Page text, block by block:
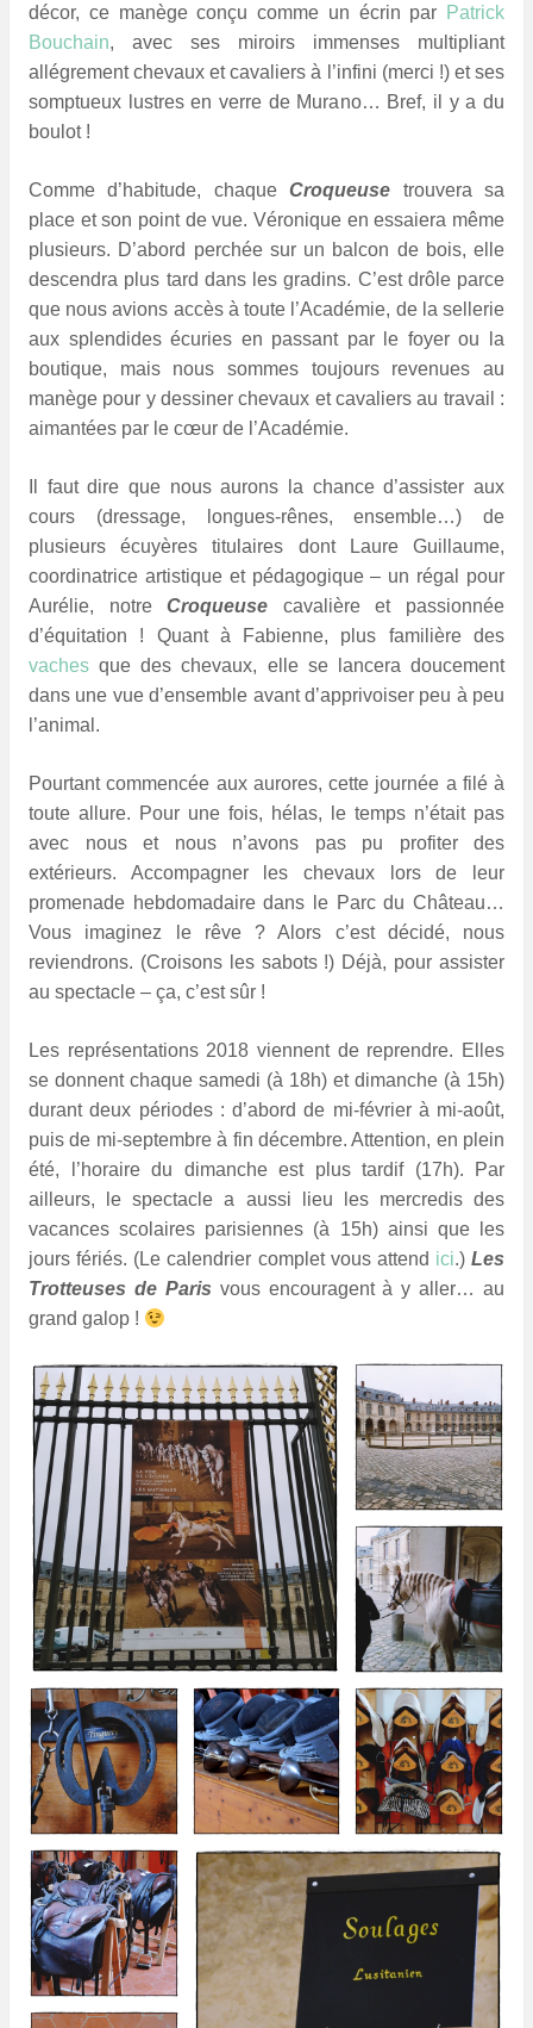
décor, ce manège conçu comme un écrin par
Patrick
Bouchain, avec ses miroirs immenses multipliant
allégrement chevaux et cavaliers à l’infini (merci !) et ses
somptueux lustres en verre de Murano… Bref, il y a du
boulot !
Comme d’habitude, chaqueCroqueuse trouvera sa
place et son point de vue. Véronique en essaiera même
plusieurs. D’abord perchée sur un balcon de bois, elle
descendra plus tard dans les gradins. C’est drôle parce
que nous avions accès à toute l’Académie, de la sellerie
aux splendides écuries en passant par le foyer ou la
boutique, mais nous sommes toujours revenues au
manège pour y dessiner chevaux et cavaliers au travail :
aimantées par le cœur de l’Académie.
Il faut dire que nous aurons la chance d’assister aux
cours (dressage, longues-rênes, ensemble…) de
plusieurs écuyères titulaires dont Laure Guillaume,
coordinatrice artistique et pédagogique – un régal pour
Aurélie, notreCroqueuse cavalière et passionnée
d’équitation ! Quant à Fabienne, plus familière des
vaches que des chevaux, elle se lancera doucement
dans une vue d’ensemble avant d’apprivoiser peu à peu
l’animal.
Pourtant commencée aux aurores, cette journée a filé à
toute allure. Pour une fois, hélas, le temps n’était pas
avec nous et nous n’avons pas pu profiter des
extérieurs. Accompagner les chevaux lors de leur
promenade hebdomadaire dans le Parc du Château…
Vous imaginez le rêve ? Alors c’est décidé, nous
reviendrons. (Croisons les sabots !) Déjà, pour assister
au spectacle – ça, c’est sûr !
Les représentations 2018 viennent de reprendre. Elles
se donnent chaque samedi (à 18h) et dimanche (à 15h)
durant deux périodes : d’abord de mi-février à mi-août,
puis de mi-septembre à fin décembre. Attention, en plein
été, l’horaire du dimanche est plus tardif (17h). Par
ailleurs, le spectacle a aussi lieu les mercredis des
vacances scolaires parisiennes (à 15h) ainsi que les
jours fériés. (Le calendrier complet vous attend ici.) Les
Trotteuses de Paris vous encouragent à y aller… au
grand galop !